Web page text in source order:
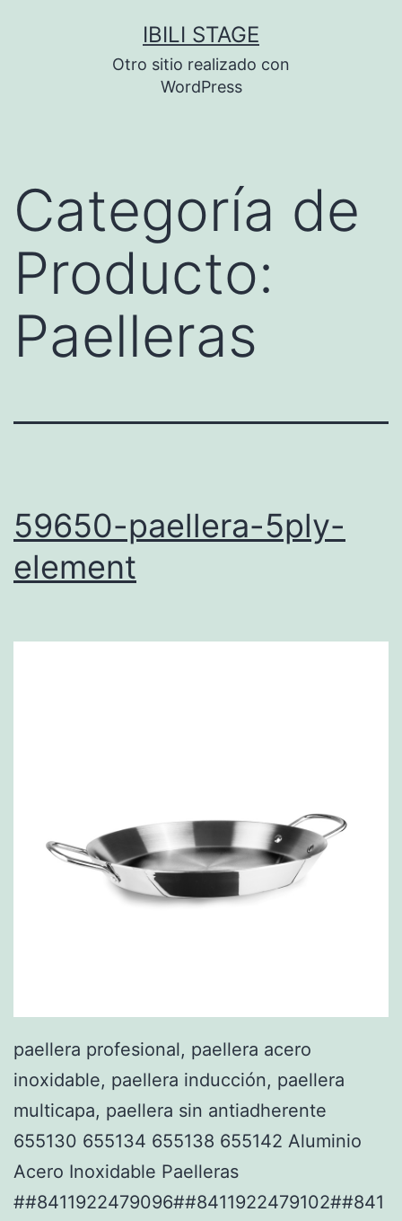
IBILI STAGE
Otro sitio realizado con
WordPress
Categoría de
Producto:
Paelleras
59650-paellera-5ply-
element
paellera profesional, paellera acero
inoxidable, paellera inducción, paellera
multicapa, paellera sin antiadherente
655130 655134 655138 655142 Aluminio
Acero Inoxidable Paelleras
##8411922479096##8411922479102##841